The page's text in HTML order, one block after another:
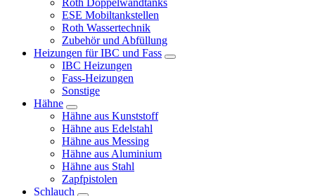
Roth Doppelwandtanks
ESE Mobiltankstellen
Roth Wassertechnik
Zubehör und Abfüllung
Heizungen für IBC und Fass
IBC Heizungen
Fass-Heizungen
Sonstige
Hähne
Hähne aus Kunststoff
Hähne aus Edelstahl
Hähne aus Messing
Hähne aus Aluminium
Hähne aus Stahl
Zapfpistolen
Schlauch